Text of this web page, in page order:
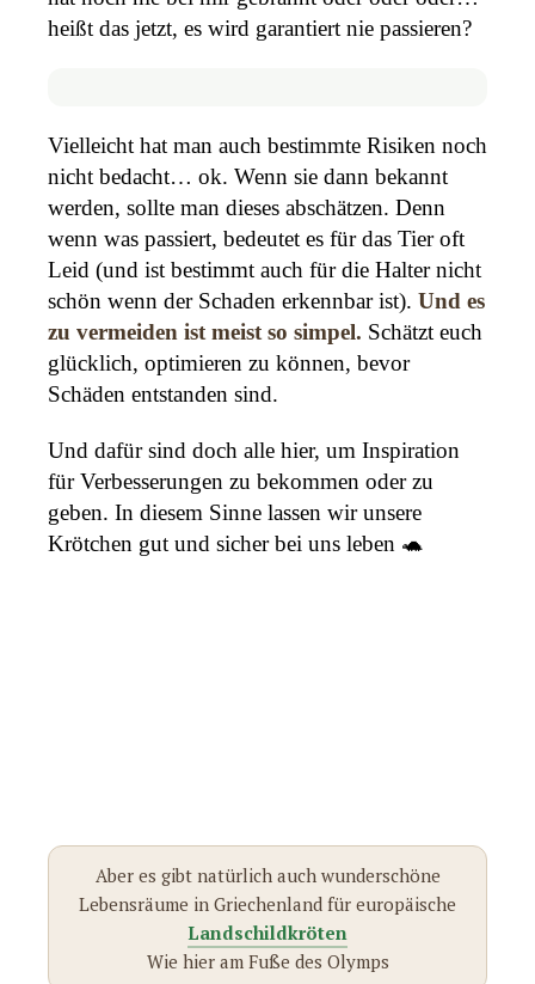
heißt das jetzt, es wird garantiert nie passieren?
Vielleicht hat man auch bestimmte Risiken noch
nicht bedacht… ok. Wenn sie dann bekannt
werden, sollte man dieses abschätzen. Denn
wenn was passiert, bedeutet es für das Tier oft
Leid (und ist bestimmt auch für die Halter nicht
schön wenn der Schaden erkennbar ist). Und es
zu vermeiden ist meist so simpel. Schätzt euch
glücklich, optimieren zu können, bevor
Schäden entstanden sind.
Und dafür sind doch alle hier, um Inspiration
für Verbesserungen zu bekommen oder zu
geben. In diesem Sinne lassen wir unsere
Krötchen gut und sicher bei uns leben 🐢
Aber es gibt natürlich auch wunderschöne
Lebensräume in Griechenland für europäische
Landschildkröten
Wie hier am Fuße des Olymps